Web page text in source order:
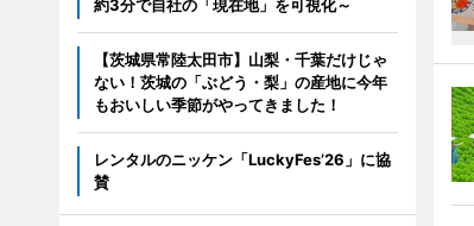
約3分で自社の「現在地」を可視化～
【茨城県常陸太田市】山梨・千葉だけじゃ
ない！茨城の「ぶどう・梨」の産地に今年
もおいしい季節がやってきました！
レンタルのニッケン「LuckyFes’26」に協
賛